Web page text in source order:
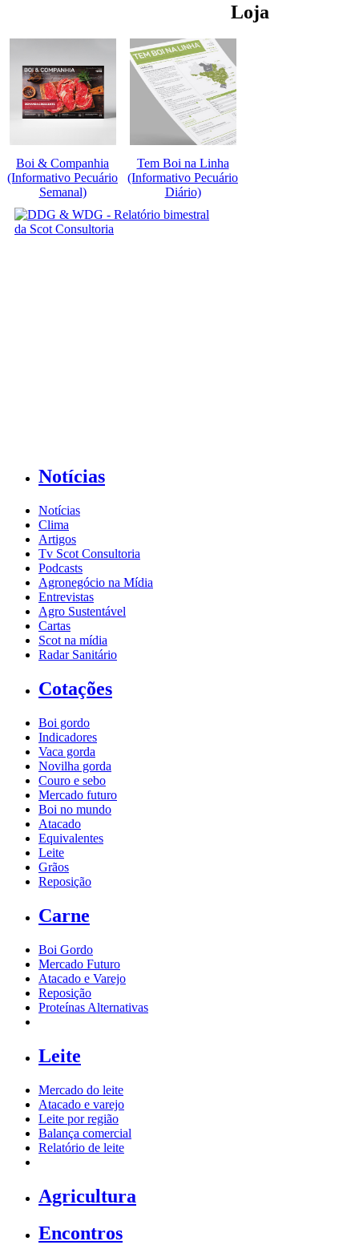
Loja
Boi & Companhia
(Informativo Pecuário
Semanal)
Tem Boi na Linha
(Informativo Pecuário
Diário)
Notícias
Notícias
Clima
Artigos
Tv Scot Consultoria
Podcasts
Agronegócio na Mídia
Entrevistas
Agro Sustentável
Cartas
Scot na mídia
Radar Sanitário
Cotações
Boi gordo
Indicadores
Vaca gorda
Novilha gorda
Couro e sebo
Mercado futuro
Boi no mundo
Atacado
Equivalentes
Leite
Grãos
Reposição
Carne
Boi Gordo
Mercado Futuro
Atacado e Varejo
Reposição
Proteínas Alternativas
Leite
Mercado do leite
Atacado e varejo
Leite por região
Balança comercial
Relatório de leite
Agricultura
Encontros